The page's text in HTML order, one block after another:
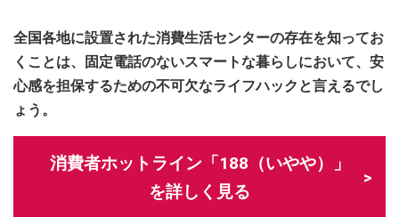
全国各地に設置された消費生活センターの存在を知ってお
くことは、固定電話のないスマートな暮らしにおいて、安
心感を担保するための不可欠なライフハックと言えるでし
ょう。
消費者ホットライン「188（いやや）」
を詳しく見る